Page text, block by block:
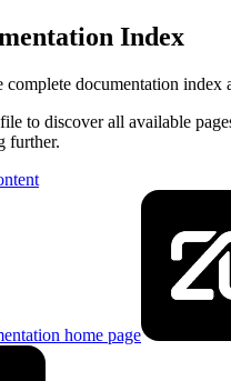
Index
complete documentation index
to discover all available
further.
home page